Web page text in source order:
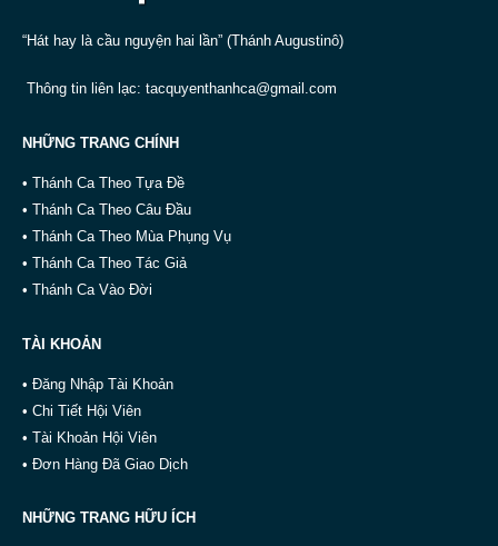
“Hát hay là cầu nguyện hai lần” (Thánh Augustinô)
Thông tin liên lạc: tacquyenthanhca@gmail.com
NHỮNG TRANG CHÍNH
• Thánh Ca Theo Tựa Đề
• Thánh Ca Theo Câu Đầu
• Thánh Ca Theo Mùa Phụng Vụ
• Thánh Ca Theo Tác Giả
• Thánh Ca Vào Đời
TÀI KHOẢN
• Đăng Nhập Tài Khoản
• Chi Tiết Hội Viên
• Tài Khoản Hội Viên
• Đơn Hàng Đã Giao Dịch
NHỮNG TRANG HỮU ÍCH